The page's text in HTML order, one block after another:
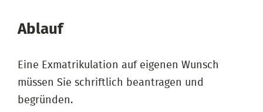
Ablauf
Eine Exmatrikulation auf eigenen Wunsch
müssen Sie schriftlich beantragen und
begründen.